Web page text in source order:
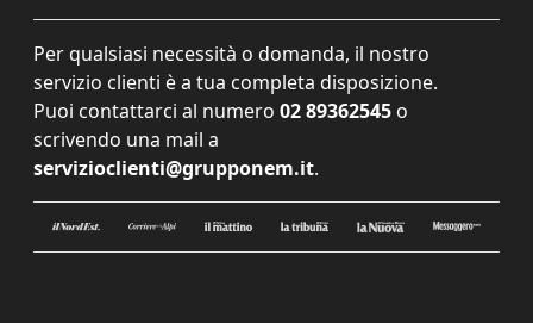
Per qualsiasi necessità o domanda, il nostro
servizio clienti è a tua completa disposizione.
Puoi contattarci al numero 02 89362545 o
scrivendo una mail a
servizioclienti@grupponem.it.